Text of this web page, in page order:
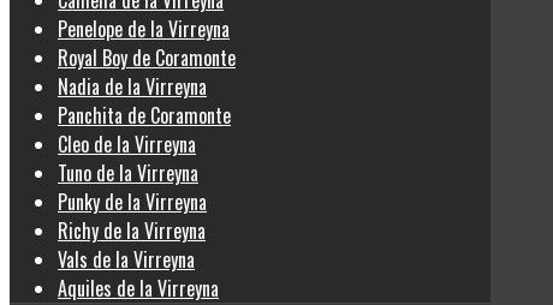
Penelope de la Virreyna
Royal Boy de Coramonte
Nadia de la Virreyna
Panchita de Coramonte
Cleo de la Virreyna
Tuno de la Virreyna
Punky de la Virreyna
Richy de la Virreyna
Vals de la Virreyna
Aquiles de la Virreyna